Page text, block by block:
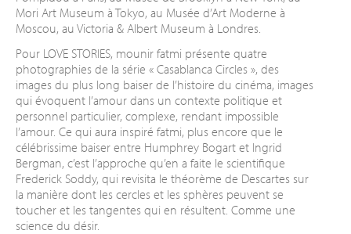
Mori Art Museum à Tokyo, au Musée d’Art Moderne à
Moscou, au Victoria & Albert Museum à Londres.
Pour LOVE STORIES, mounir fatmi présente quatre
photographies de la série « Casablanca Circles », des
images du plus long baiser de l’histoire du cinéma, images
qui évoquent l’amour dans un contexte politique et
personnel particulier, complexe, rendant impossible
l’amour. Ce qui aura inspiré fatmi, plus encore que le
célébrissime baiser entre Humphrey Bogart et Ingrid
Bergman, c’est l’approche qu’en a faite le scientifique
Frederick Soddy, qui revisita le théorème de Descartes sur
la manière dont les cercles et les sphères peuvent se
toucher et les tangentes qui en résultent. Comme une
science du désir.